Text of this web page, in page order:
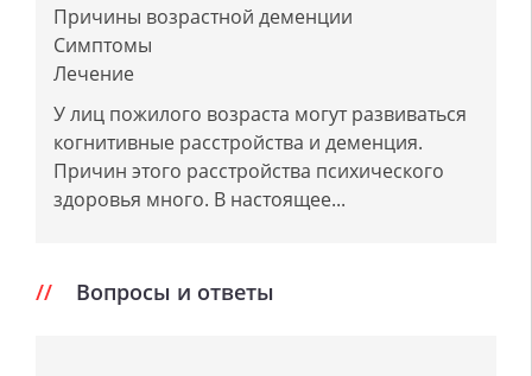
Причины возрастной деменции
Симптомы
Лечение
У лиц пожилого возраста могут развиваться
когнитивные расстройства и деменция.
Причин этого расстройства психического
здоровья много. В настоящее...
Вопросы и ответы